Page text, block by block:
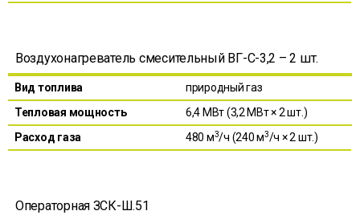
Воздухонагреватель смесительный ВГ-С-3,2 – 2 шт.
Вид топлива
природный газ
Тепловая мощность
6,4 МВт (3,2 МВт × 2 шт.)
Расход газа
480 м3/ч (240 м3/ч × 2 шт.)
Операторная ЗСК-Ш.51